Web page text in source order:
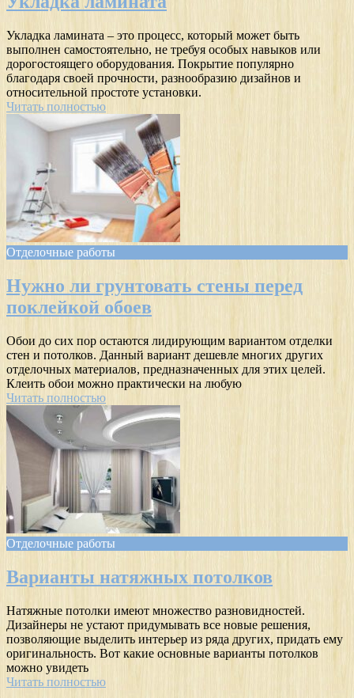
Укладка ламината – это процесс, который может быть
выполнен самостоятельно, не требуя особых навыков или
дорогостоящего оборудования. Покрытие популярно
благодаря своей прочности, разнообразию дизайнов и
относительной простоте установки.
Читать полностью
Отделочные работы
Нужно ли грунтовать стены перед
поклейкой обоев
Обои до сих пор остаются лидирующим вариантом отделки
стен и потолков. Данный вариант дешевле многих других
отделочных материалов, предназначенных для этих целей.
Клеить обои можно практически на любую
Читать полностью
Отделочные работы
Варианты натяжных потолков
Натяжные потолки имеют множество разновидностей.
Дизайнеры не устают придумывать все новые решения,
позволяющие выделить интерьер из ряда других, придать ему
оригинальность. Вот какие основные варианты потолков
можно увидеть
Читать полностью